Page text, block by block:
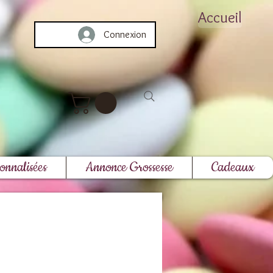
Connexion
Accueil
Annonce Grossesse Cadeaux